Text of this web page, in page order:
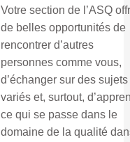
Votre section de l’ASQ
de belles opportunités de
rencontrer d’autres
personnes comme vous,
d’échanger sur des sujets
variés et, surtout,
ce qui se passe dans le
domaine de la qualité